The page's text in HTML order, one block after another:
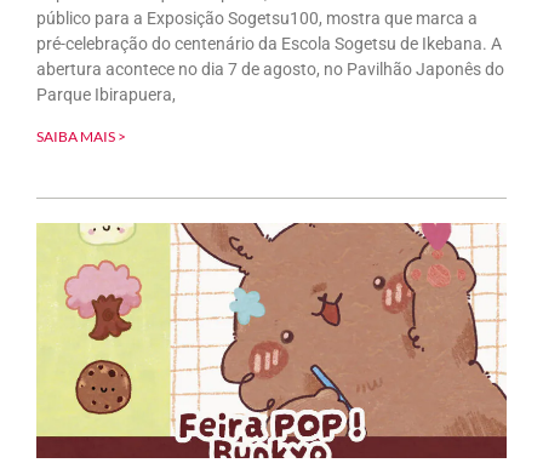
público para a Exposição Sogetsu100, mostra que marca a
pré-celebração do centenário da Escola Sogetsu de Ikebana. A
abertura acontece no dia 7 de agosto, no Pavilhão Japonês do
Parque Ibirapuera,
SAIBA MAIS >